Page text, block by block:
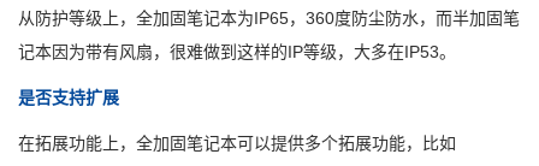
从防护等级上，全加固笔记本为IP65，360度防尘防水，而半加固笔
记本因为带有风扇，很难做到这样的IP等级，大多在IP53。
是否支持扩展
在拓展功能上，全加固笔记本可以提供多个拓展功能，比如